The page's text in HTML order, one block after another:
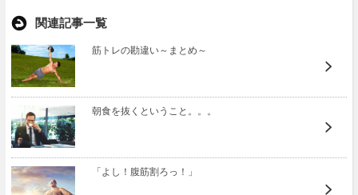
関連記事一覧
筋トレの勘違い～まとめ～
朝食を抜くということ。。。
「よし！腹筋割ろっ！」